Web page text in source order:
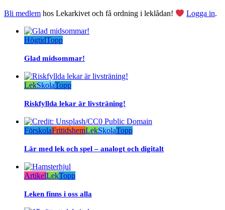
Bli medlem hos Lekarkivet och få ordning i leklådan! Logga in.
HögtidTopp
Glad midsommar!
LekSkolaTopp
Riskfyllda lekar är livsträning!
FörskolaFritidshemLekSkolaTopp
Lär med lek och spel – analogt och digitalt
ArtikelLekTopp
Leken finns i oss alla